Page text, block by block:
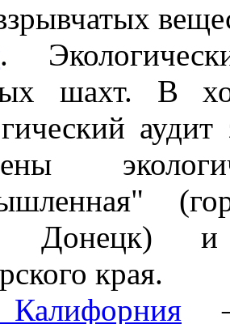
.
шахт. В
Донецк) и
края.
–